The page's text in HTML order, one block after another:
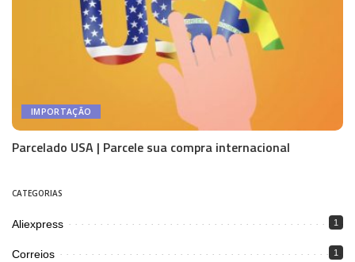
IMPORTAÇÃO
Parcelado USA | Parcele sua compra internacional
CATEGORIAS
Aliexpress 1
Correios 1